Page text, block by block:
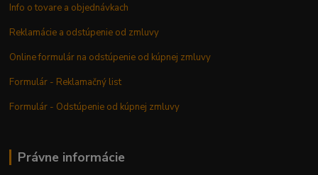
Info o tovare a objednávkach
Reklamácie a odstúpenie od zmluvy
Online formulár na odstúpenie od kúpnej zmluvy
Formulár - Reklamačný list
Formulár - Odstúpenie od kúpnej zmluvy
Právne informácie